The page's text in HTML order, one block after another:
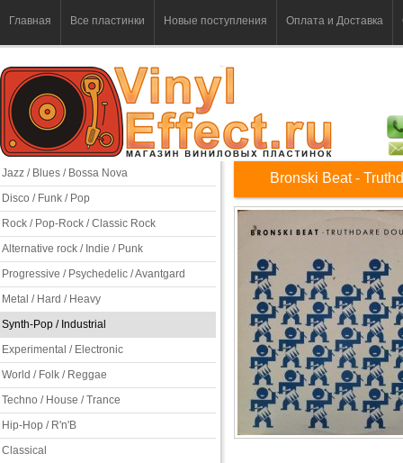
Главная Все пластинки Новые поступления Оплата и Доставка
Jazz / Blues / Bossa Nova
Disco / Funk / Pop
Rock / Pop-Rock / Classic Rock
Alternative rock / Indie / Punk
Progressive / Psychedelic / Avantgard
Metal / Hard / Heavy
Synth-Pop / Industrial
Experimental / Electronic
World / Folk / Reggae
Techno / House / Trance
Hip-Hop / R'n'B
Classical
Bronski Beat -